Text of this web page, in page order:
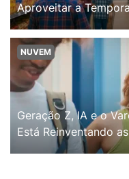
Aproveitar a
NUVEM
Geração Z, IA e o
Está Reinventando